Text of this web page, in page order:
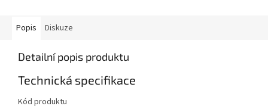
Popis Diskuze
Detailní popis produktu
Technická specifikace
Kód produktu